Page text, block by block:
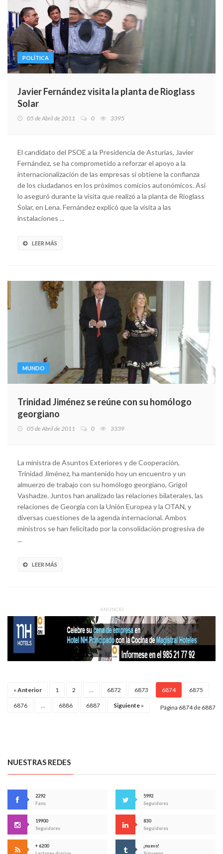
POLÍTICA
Javier Fernández visita la planta de Rioglass
Solar
05 de Abril de 2011 0 3395
El candidato del PSOE a la Presidencia de Asturias, Javier
Fernández, se ha comprometido a reforzar el apoyo a la
internacionalización de las empresas si obtiene la confianza
de los ciudadanos en los próximos comicios autonómicos. Así
lo aseguró durante la visita que realizó a la planta de Rioglass
Solar, en Lena. Fernández explicó que la visita a las
instalaciones ...
LEER MÁS
MUNDO
Trinidad Jiménez se reúne con su homólogo
georgiano
05 de Abril de 2011 0 3339
La ministra de Asuntos Exteriores y de Cooperación,
Trinidad Jiménez, ha mantenido hoy un encuentro y un
almuerzo de trabajo con su homólogo georgiano, Grigol
Vashadze. Juntos han analizado las relaciones bilaterales, las
relaciones de Georgia con la Unión Europea y la OTAN, y
diversas cuestiones de la agenda internacional. Ambos
ministros se han felicitado por la consolidación progresiva de
...
LEER MÁS
ANUNCIO
« Anterior 1 2 6872 6873 6874 6875
6876 6886 6887 Siguiente » Página 6874 de 6887
NUESTRAS REDES
2292
Fans
5992
Seguidores
19900
Seguidores
830
Seguidores
+ 6200
¡nuevo!